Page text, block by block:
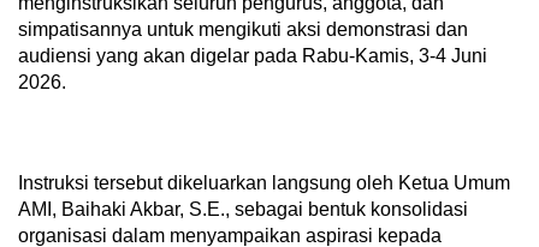
simpatisannya untuk mengikuti aksi demonstrasi dan
audiensi yang akan digelar pada Rabu-Kamis, 3-4 Juni
2026.
Instruksi tersebut dikeluarkan langsung oleh Ketua Umum
AMI, Baihaki Akbar, S.E., sebagai bentuk konsolidasi
organisasi dalam menyampaikan aspirasi kepada